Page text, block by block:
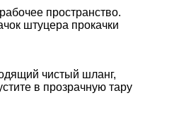
пространство.
штуцера прокачки
чистый шланг,
в прозрачную тару